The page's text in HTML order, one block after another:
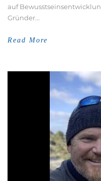
auf
Gründer...
Read More